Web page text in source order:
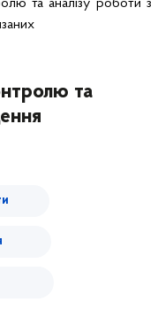
та аналізу роботи з
та